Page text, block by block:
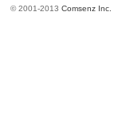
© 2001-2013Comsenz Inc.